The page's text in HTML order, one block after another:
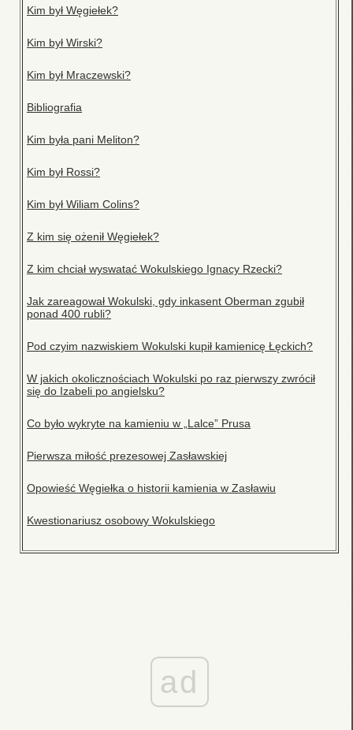
Kim był Węgiełek?
Kim był Wirski?
Kim był Mraczewski?
Bibliografia
Kim była pani Meliton?
Kim był Rossi?
Kim był Wiliam Colins?
Z kim się ożenił Węgiełek?
Z kim chciał wyswatać Wokulskiego Ignacy Rzecki?
Jak zareagował Wokulski, gdy inkasent Oberman zgubił
ponad 400 rubli?
Pod czyim nazwiskiem Wokulski kupił kamienicę Łęckich?
W jakich okolicznościach Wokulski po raz pierwszy zwrócił
się do Izabeli po angielsku?
Co było wykryte na kamieniu w „Lalce” Prusa
Pierwsza miłość prezesowej Zasławskiej
Opowieść Węgiełka o historii kamienia w Zasławiu
Kwestionariusz osobowy Wokulskiego
ad